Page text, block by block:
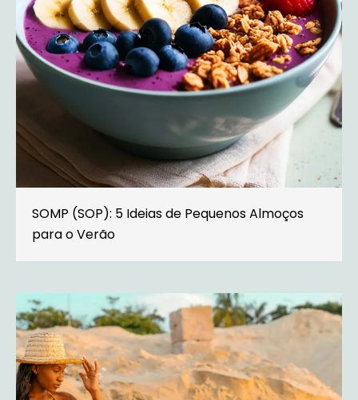
SOMP (SOP): 5 Ideias de Pequenos Almoços
para o Verão